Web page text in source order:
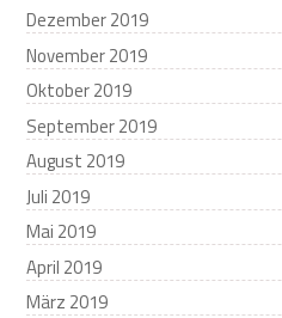
Dezember 2019
November 2019
Oktober 2019
September 2019
August 2019
Juli 2019
Mai 2019
April 2019
März 2019